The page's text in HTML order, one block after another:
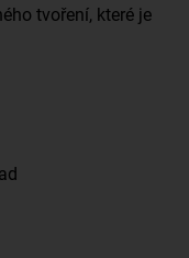
tvoření, které je